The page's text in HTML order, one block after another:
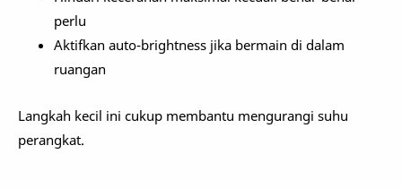
perlu
Aktifkan auto-brightness jika bermain di dalam
ruangan
Langkah kecil ini cukup membantu mengurangi suhu
perangkat.